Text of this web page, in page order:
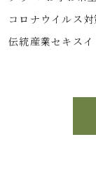
コロナウイルス対
伝統産業セキスイ